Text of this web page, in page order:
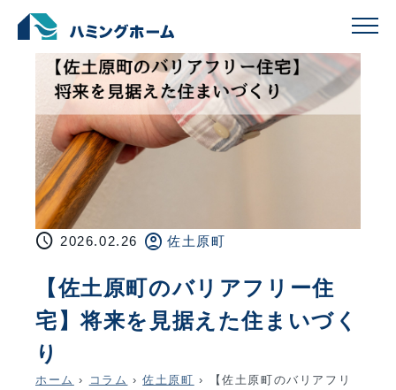
schedule 2026.02.26 account_circle 佐土原町
【佐土原町のバリアフリー住
宅】将来を見据えた住まいづく
り
ホーム › コラム › 佐土原町 ›
【佐土原町のバリアフリ